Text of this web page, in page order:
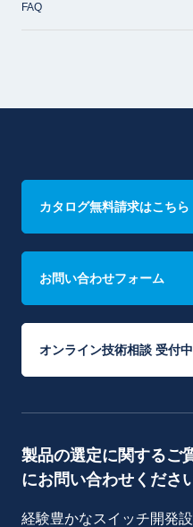
FAQ
カタログ無料請求はこちら
お問い合わせフォーム
オンライン技術相談 受付中
製品の選定に関するご
にお問い合わせくださ
経験豊かなスイッチ開発